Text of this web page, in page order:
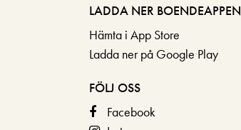
LADDA NER BOENDEAPPEN
Hämta i App Store
Ladda ner på Google Play
FÖLJ OSS
Facebook